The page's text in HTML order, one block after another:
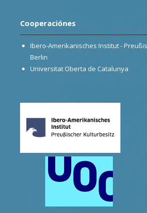
Cooperaciónes
Ibero-Amerikanisches Institut -
Berlin
Universitat Oberta de Catalunya